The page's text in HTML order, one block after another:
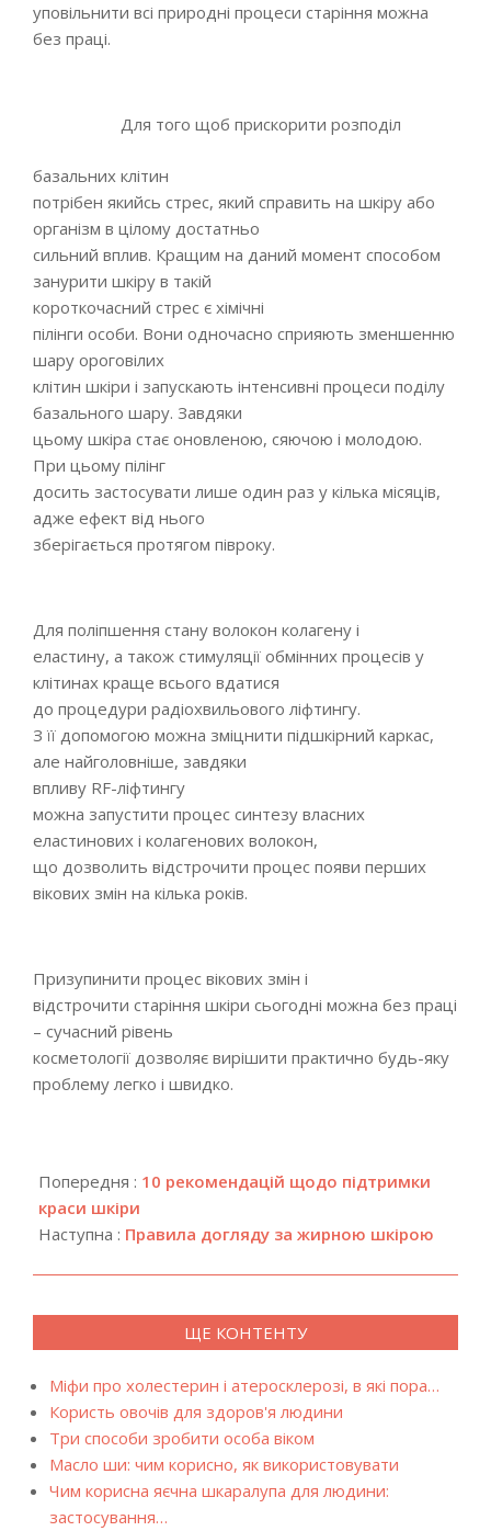
уповільнити всі природні процеси старіння можна
без праці.
Для того щоб прискорити розподіл
базальних клітин
потрібен якийсь стрес, який справить на шкіру або
організм в цілому достатньо
сильний вплив. Кращим на даний момент способом
занурити шкіру в такій
короткочасний стрес є хімічні
пілінги особи. Вони одночасно сприяють зменшенню
шару ороговілих
клітин шкіри і запускають інтенсивні процеси поділу
базального шару. Завдяки
цьому шкіра стає оновленою, сяючою і молодою.
При цьому пілінг
досить застосувати лише один раз у кілька місяців,
адже ефект від нього
зберігається протягом півроку.
Для поліпшення стану волокон колагену і
еластину, а також стимуляції обмінних процесів у
клітинах краще всього вдатися
до процедури радіохвильового ліфтингу.
З її допомогою можна зміцнити підшкірний каркас,
але найголовніше, завдяки
впливу RF-ліфтингу
можна запустити процес синтезу власних
еластинових і колагенових волокон,
що дозволить відстрочити процес появи перших
вікових змін на кілька років.
Призупинити процес вікових змін і
відстрочити старіння шкіри сьогодні можна без праці
– сучасний рівень
косметології дозволяє вирішити практично будь-яку
проблему легко і швидко.
10-
21
Попередня : 10 рекомендацій щодо підтримки
краси шкіри
Наступна : Правила догляду за жирною шкірою
ЩЕ КОНТЕНТУ
Міфи про холестерин і атеросклерозі, в які пора…
Користь овочів для здоров'я людини
Три способи зробити особа віком
Масло ши: чим корисно, як використовувати
Чим корисна яєчна шкаралупа для людини:
застосування…